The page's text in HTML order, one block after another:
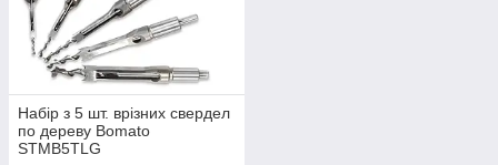
Набір з 5 шт. врізних свердел
по дереву Bomato
STMB5TLG